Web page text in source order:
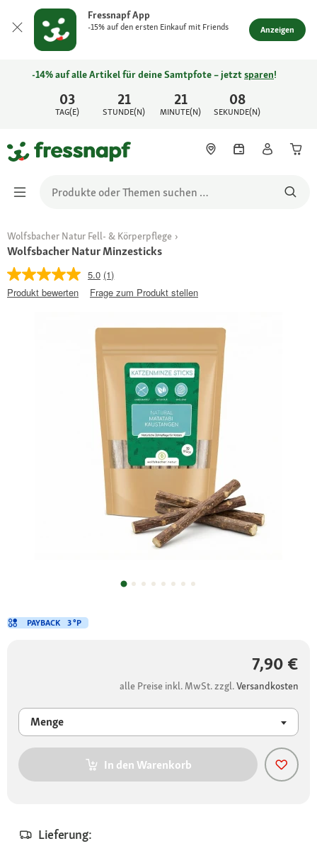
Fressnapf App
-15% auf den ersten Einkauf mit Friends Anzeigen
03
TAG(E)
21
STUNDE(N)
21
MINUTE(N)
08
SEKUNDE(N)
-14% auf alle Artikel für deine Samtpfote – jetztsparen!
Wolfsbacher Natur Fell- & Körperpflege
Wolfsbacher Natur Minzesticks
5.0 (1)
Produkt bewerten
Frage zum Produkt stellen
7,90 €
alle Preise inkl. MwSt. zzgl.Versandkosten
Menge
In den Warenkorb
Lieferung:
PAYBACK 3 °P